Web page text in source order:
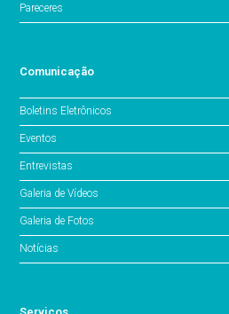
Pareceres
Comunicação
Boletins Eletrônicos
Eventos
Entrevistas
Galeria de Vídeos
Galeria de Fotos
Notícias